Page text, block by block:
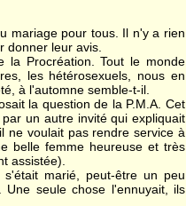
mariage pour tous. Il n'y a rien
donner leur avis.
la Procréation. Tout le monde
les hétérosexuels, nous en
à l'automne semble-t-il.
la question de la P.M.A. Cet
un autre invité qui expliquait
ne voulait pas rendre service à
belle femme heureuse et très
assistée).
marié, peut-être un peu
seule chose l'ennuyait, ils